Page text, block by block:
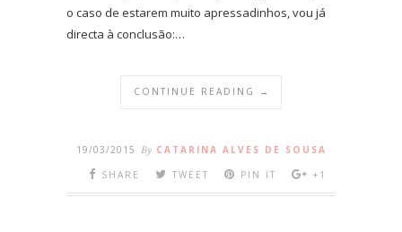
o caso de estarem muito apressadinhos, vou já
directa à conclusão:…
CONTINUE READING →
19/03/2015 By CATARINA ALVES DE SOUSA
SHARE
TWEET PIN IT +1